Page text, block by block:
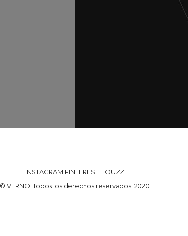
INSTAGRAM PINTEREST HOUZZ
© VERNO. Todos los derechos reservados. 2020